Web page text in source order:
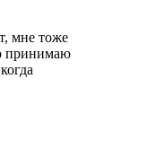
мне тоже
принимаю